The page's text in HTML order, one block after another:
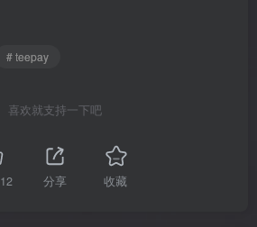
# teepay
喜欢就支持一下吧
12 分享 收藏